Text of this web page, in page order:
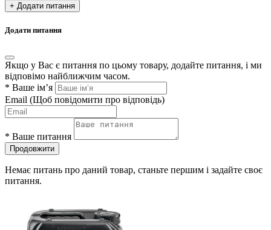
+ Додати питання
Додати питання
Якщо у Вас є питання по цьому товару, додайте питання, і ми
відповімо найближчим часом.
* Ваше ім’я
Email (Щоб повідомити про відповідь)
* Ваше питання
Продовжити
Немає питань про даний товар, станьте першим і задайте своє
питання.